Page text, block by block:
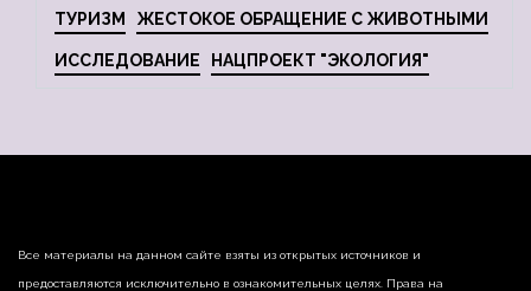
ТУРИЗМ ЖЕСТОКОЕ ОБРАЩЕНИЕ С ЖИВОТНЫМИ
ИССЛЕДОВАНИЕ НАЦПРОЕКТ "ЭКОЛОГИЯ"
Все материалы на данном сайте взяты из открытых источников и
предоставляются исключительно в ознакомительных целях. Права на